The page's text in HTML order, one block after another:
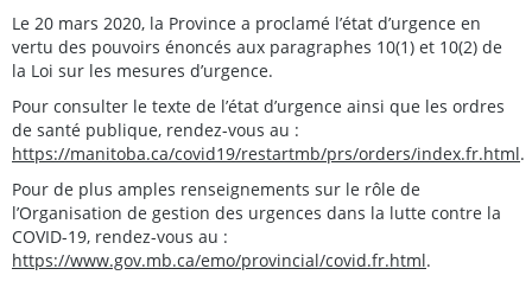
Le 20 mars 2020, la Province a proclamé l’état d’urgence en
vertu des pouvoirs énoncés aux paragraphes 10(1) et 10(2) de
la Loi sur les mesures d’urgence.
Pour consulter le texte de l’état d’urgence ainsi que les ordres
de santé publique, rendez-vous au :
https://manitoba.ca/covid19/restartmb/prs/orders/index.fr.html.
Pour de plus amples renseignements sur le rôle de
l’Organisation de gestion des urgences dans la lutte contre la
COVID-19, rendez-vous au :
https://www.gov.mb.ca/emo/provincial/covid.fr.html.